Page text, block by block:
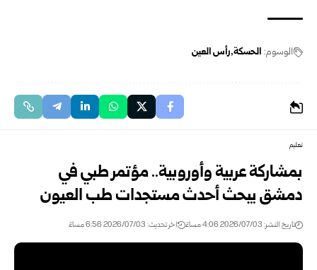
الوسوم: الحسكة رأس العين
تعليم
بمشاركة عربية وأوروبية.. مؤتمر طبي في
دمشق يبحث أحدث مستجدات طب العيون
تاريخ النشر: 2026/07/03 4:06 مساءً اخر تحديث: 2026/07/03 6:56 مساءً